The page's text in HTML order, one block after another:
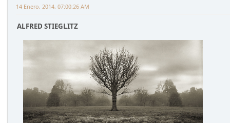
14 Enero, 2014, 07:00:26 AM
ALFRED STIEGLITZ